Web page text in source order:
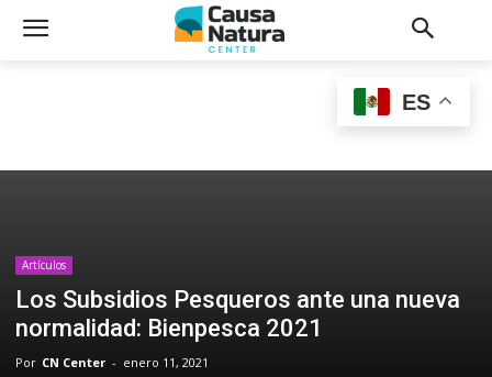
Artículos
Los Subsidios Pesqueros ante una nueva
normalidad: Bienpesca 2021
Por CN Center - enero 11, 2021
ES